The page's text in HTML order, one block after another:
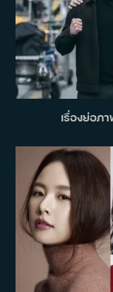
เรื่องย่อภ